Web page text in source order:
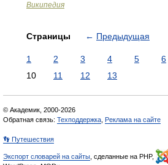
Википедия
Страницы ← Предыдущая
1 2 3 4 5 6
10
11 12 13
© Академик, 2000-2026
Обратная связь: Техподдержка Реклама на сайте
👣 Путешествия
Экспорт словарей на сайты , сделанные на PHP,